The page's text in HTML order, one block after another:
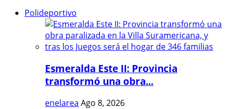
Polideportivo
Esmeralda Este II: Provincia
transformó una obra...
enelarea Ago 8, 2026